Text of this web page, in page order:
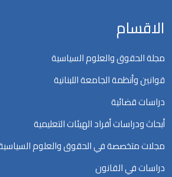
الاقسام
مجلة الحقوق والعلوم السياسية
قوانين وأنظمة الجامعة اللبنانية
دراسات قضائية
أبحاث ودراسات أفراد الهيئات التعليمية
مجلات متخصصة في الحقوق والعلوم السياسية
دراسات في القانون